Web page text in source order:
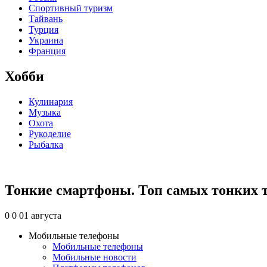
Спортивный туризм
Тайвань
Турция
Украина
Франция
Хобби
Кулинария
Музыка
Охота
Рукоделие
Рыбалка
Тонкие смартфоны. Топ самых тонких
0 0 01 августа
Мобильные телефоны
Мобильные телефоны
Мобильные новости